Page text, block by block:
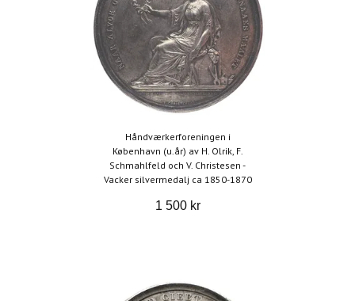
Håndværkerforeningen i
København (u.år) av H. Olrik, F.
Schmahlfeld och V. Christesen -
Vacker silvermedalj ca 1850-1870
1 500 kr